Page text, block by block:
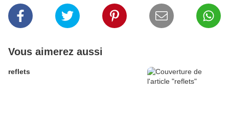
Vous aimerez aussi
reflets